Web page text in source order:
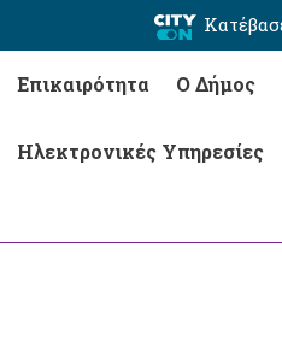
Επικαιρότητα Ο Δήμος
Ηλεκτρονικές Υπηρεσίες